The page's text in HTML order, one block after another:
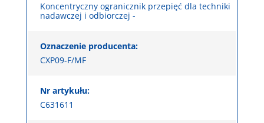
Koncentryczny ogranicznik przepięć dla techniki
nadawczej i odbiorczej -
Oznaczenie producenta:
CXP09-F/MF
Nr artykułu:
C631611